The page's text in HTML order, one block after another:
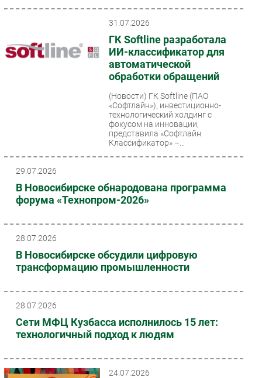
31.07.2026
ГК Softline разработала
ИИ-классификатор для
автоматической
обработки обращений
(Новости) ГК Softline (ПАО
«Софтлайн»), инвестиционно-
технологический холдинг с
фокусом на инновации,
представила «Софтлайн
Классификатор» –...
29.07.2026
В Новосибирске обнародована программа
форума «Технопром-2026»
28.07.2026
В Новосибирске обсудили цифровую
трансформацию промышленности
28.07.2026
Сети МФЦ Кузбасса исполнилось 15 лет:
технологичный подход к людям
24.07.2026